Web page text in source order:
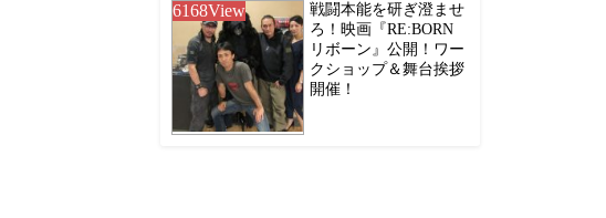
6168View
戦闘本能を研ぎ澄ませ
ろ！映画『RE:BORN
リボーン』公開！ワー
クショップ＆舞台挨拶
開催！